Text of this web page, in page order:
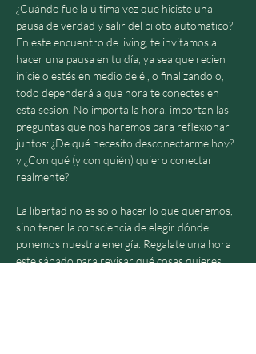
¿Cuándo fue la última vez que hiciste una
pausa de verdad y salir del piloto automatico?
En este encuentro de living, te invitamos a
hacer una pausa en tu día, ya sea que recien
inicie o estés en medio de él, o finalizandolo,
todo dependerá a que hora te conectes en
esta sesion. No importa la hora, importan las
preguntas que nos haremos para reflexionar
juntos: ¿De qué necesito desconectarme hoy?
y ¿Con qué (y con quién) quiero conectar
realmente?
La libertad no es solo hacer lo que queremos,
sino tener la consciencia de elegir dónde
ponemos nuestra energía. Regalate una hora
este sábado para revisar qué cosas quieres